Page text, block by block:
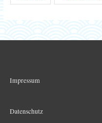
Impressum
Datenschutz